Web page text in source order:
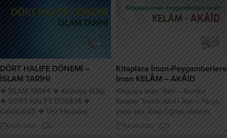
Ortodoksî: egemen yaygın anlayış
için kullanılır. • Heterodoksi :
çoğunluğun ve siyasal gücün
eşi Rukiyye ile hicretten önce
evlenmiş, Habeşistan hicretine
Bedir seferi sırasında hastalanıp
vefat edince, Hz. Osman, bir yıl
DÖRT HALİFE DÖNEMİ –
İSLAM TARİHİ
❖ İSLAM TARİHİ ❖ Kadisiye (636)
❖ DÖRT HALİFE DÖNEMİ ❖
Celula (637) ❖ l.Hz.Ebubekir
Dönemi (632 – 634) ❖ Nihavent
(642 – Fethu’l-Futuh) savaşlarıyla ❖
01.09.2021 0
Kitaplara İman-Peygamberlere
İman KELÂM – AKÂİD
Kitaplara İman: İlahi – Semâvi
Kitaplar Tevrat: Ahd-i Atik – Parça,
yazılı şey, kitap Öğreti, doktrin,
kılavuz, teori, hüküm, kanun, din
Zebur: Yazı, akıl, düşünce, Mezâmir
04.09.2021 0